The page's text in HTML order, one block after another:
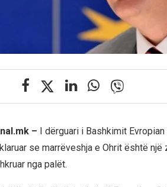
– I dërguari i Bashkimit
se marrëveshja e Ohrit është një
nga palët.